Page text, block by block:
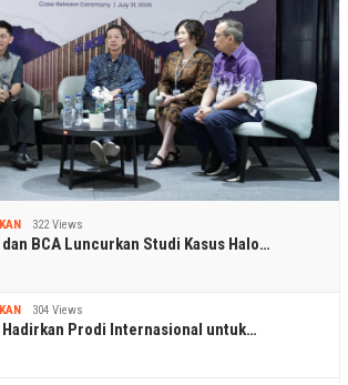
322 Views
dan BCA Luncurkan Studi Kasus Halo…
304 Views
Hadirkan Prodi Internasional untuk…